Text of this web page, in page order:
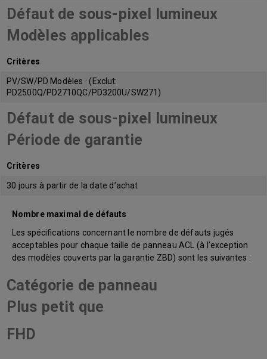
Défaut de sous-pixel lumineux
Modèles applicables
Critères
PV/SW/PD Modèles · (Exclut:
PD2500Q/PD2710QC/PD3200U/SW271)
Défaut de sous-pixel lumineux
Période de garantie
Critères
30 jours à partir de la date d’achat
Nombre maximal de défauts
Les spécifications concernant le nombre de défauts jugés
acceptables pour chaque taille de panneau ACL (à l’exception
des modèles couverts par la garantie ZBD) sont les suivantes :
Catégorie de panneau
Plus petit que
FHD